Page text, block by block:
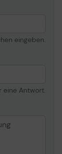
eingeben.
eine Antwort.